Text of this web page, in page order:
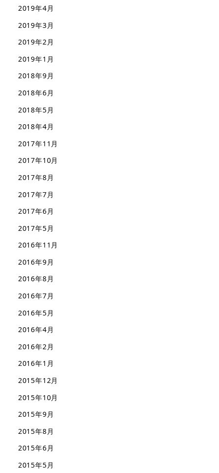
2019年4月
2019年3月
2019年2月
2019年1月
2018年9月
2018年6月
2018年5月
2018年4月
2017年11月
2017年10月
2017年8月
2017年7月
2017年6月
2017年5月
2016年11月
2016年9月
2016年8月
2016年7月
2016年5月
2016年4月
2016年2月
2016年1月
2015年12月
2015年10月
2015年9月
2015年8月
2015年6月
2015年5月